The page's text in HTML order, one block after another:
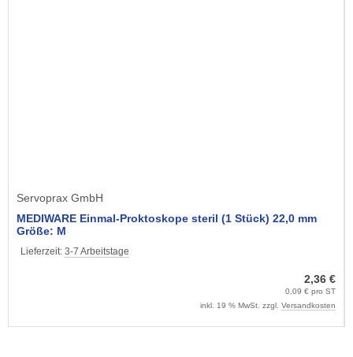
Servoprax GmbH
MEDIWARE Einmal-Proktoskope steril (1 Stück) 22,0 mm
Größe: M
Lieferzeit: 3-7 Arbeitstage
2,36 €
0,09 € pro ST
inkl. 19 % MwSt. zzgl. Versandkosten